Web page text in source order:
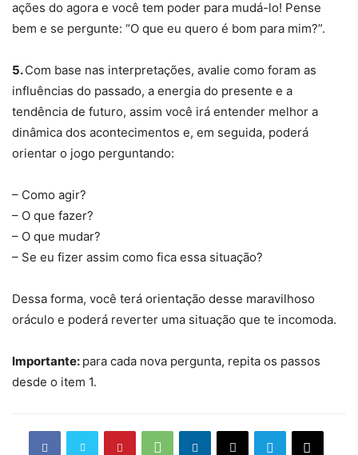
ações do agora e você tem poder para mudá-lo! Pense
bem e se pergunte: “O que eu quero é bom para mim?”.
5.Com base nas interpretações, avalie como foram as
influências do passado, a energia do presente e a
tendência de futuro, assim você irá entender melhor a
dinâmica dos acontecimentos e, em seguida, poderá
orientar o jogo perguntando:
– Como agir?
– O que fazer?
– O que mudar?
– Se eu fizer assim como fica essa situação?
Dessa forma, você terá orientação desse maravilhoso
oráculo e poderá reverter uma situação que te incomoda.
Importante: para cada nova pergunta, repita os passos
desde o item 1.